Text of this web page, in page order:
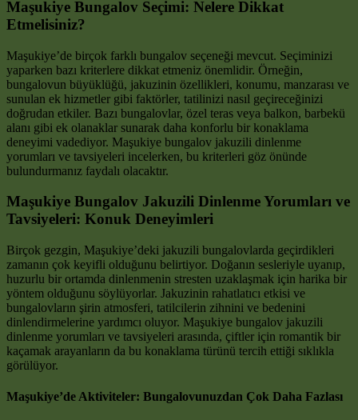
Maşukiye Bungalov Seçimi: Nelere Dikkat
Etmelisiniz?
Maşukiye’de birçok farklı bungalov seçeneği mevcut. Seçiminizi
yaparken bazı kriterlere dikkat etmeniz önemlidir. Örneğin,
bungalovun büyüklüğü, jakuzinin özellikleri, konumu, manzarası ve
sunulan ek hizmetler gibi faktörler, tatilinizi nasıl geçireceğinizi
doğrudan etkiler. Bazı bungalovlar, özel teras veya balkon, barbekü
alanı gibi ek olanaklar sunarak daha konforlu bir konaklama
deneyimi vadediyor. Maşukiye bungalov jakuzili dinlenme
yorumları ve tavsiyeleri incelerken, bu kriterleri göz önünde
bulundurmanız faydalı olacaktır.
Maşukiye Bungalov Jakuzili Dinlenme Yorumları ve
Tavsiyeleri: Konuk Deneyimleri
Birçok gezgin, Maşukiye’deki jakuzili bungalovlarda geçirdikleri
zamanın çok keyifli olduğunu belirtiyor. Doğanın sesleriyle uyanıp,
huzurlu bir ortamda dinlenmenin stresten uzaklaşmak için harika bir
yöntem olduğunu söylüyorlar. Jakuzinin rahatlatıcı etkisi ve
bungalovların şirin atmosferi, tatilcilerin zihnini ve bedenini
dinlendirmelerine yardımcı oluyor. Maşukiye bungalov jakuzili
dinlenme yorumları ve tavsiyeleri arasında, çiftler için romantik bir
kaçamak arayanların da bu konaklama türünü tercih ettiği sıklıkla
görülüyor.
Maşukiye’de Aktiviteler: Bungalovunuzdan Çok Daha Fazlası